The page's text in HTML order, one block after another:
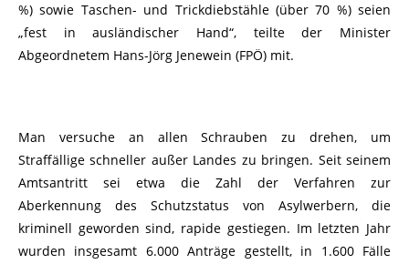
%) sowie Taschen- und Trickdiebstähle (über 70 %) seien
„fest in ausländischer Hand“, teilte der Minister
Abgeordnetem Hans-Jörg Jenewein (FPÖ) mit.
Man versuche an allen Schrauben zu drehen, um
Straffällige schneller außer Landes zu bringen. Seit seinem
Amtsantritt sei etwa die Zahl der Verfahren zur
Aberkennung des Schutzstatus von Asylwerbern, die
kriminell geworden sind, rapide gestiegen. Im letzten Jahr
wurden insgesamt 6.000 Anträge gestellt, in 1.600 Fälle